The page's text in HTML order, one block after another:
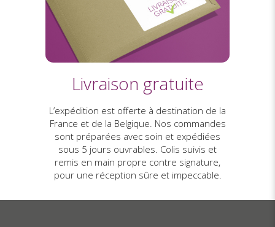
Livraison gratuite
L’expédition est offerte à destination de la
France et de la Belgique. Nos commandes
sont préparées avec soin et expédiées
sous 5 jours ouvrables. Colis suivis et
remis en main propre contre signature,
pour une réception sûre et impeccable.